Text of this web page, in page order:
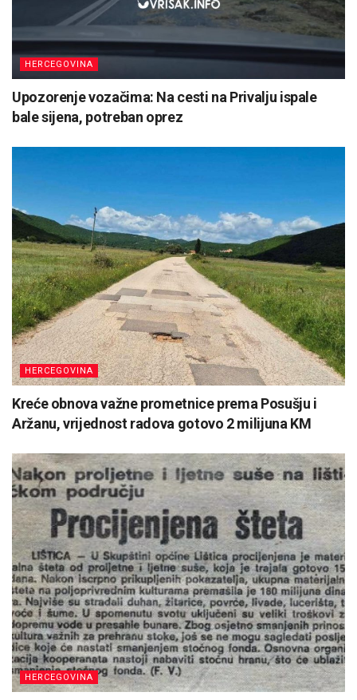
HERCEGOVINA
Upozorenje vozačima: Na cesti na Privalju ispale
bale sijena, potreban oprez
HERCEGOVINA
Kreće obnova važne prometnice prema Posušju i
Aržanu, vrijednost radova gotovo 2 milijuna KM
HERCEGOVINA